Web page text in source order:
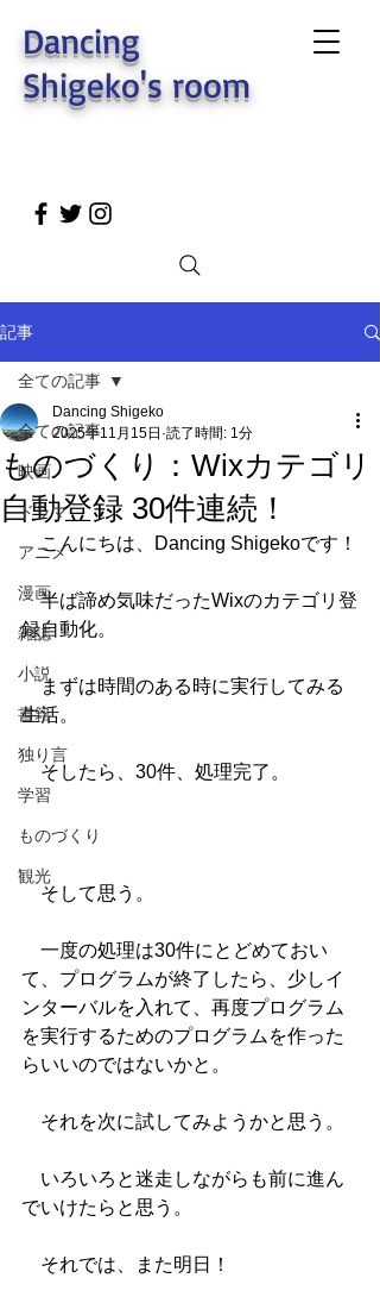
Dancing
Shigeko's room
記事
全ての記事
映画
ドラマ
アニメ
漫画
雑誌
小説
書籍
独り言
学習
ものづくり
観光
全ての記事
ものづくり：Wixカテゴリ
自動登録 30件連続！
Dancing Shigeko
2025年11月15日 読了時間: 1分
こんにちは、Dancing Shigekoです！
半ば諦め気味だったWixのカテゴリ登
録自動化。
まずは時間のある時に実行してみる
生活。
そしたら、30件、処理完了。
そして思う。
一度の処理は30件にとどめておい
て、プログラムが終了したら、少しイ
ンターバルを入れて、再度プログラム
を実行するためのプログラムを作った
らいいのではないかと。
それを次に試してみようかと思う。
いろいろと迷走しながらも前に進ん
でいけたらと思う。
それでは、また明日！